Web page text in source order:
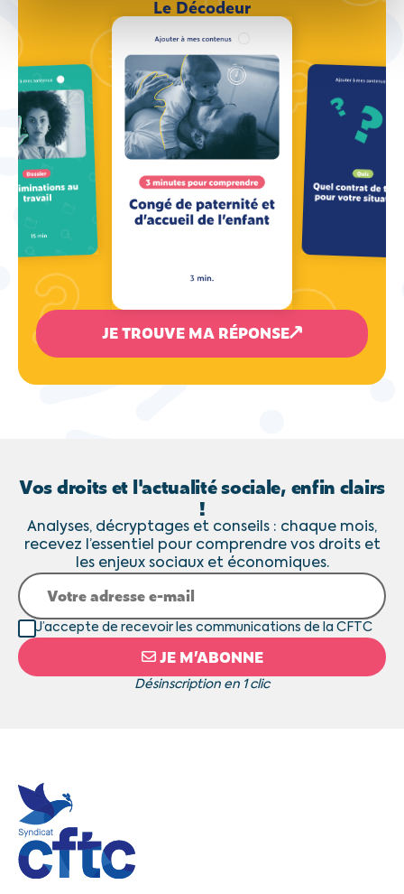
Le Décodeur
JE TROUVE MA RÉPONSE
Vos droits et l'actualité sociale, enfin clairs
!
Analyses, décryptages et conseils : chaque mois,
recevez l’essentiel pour comprendre vos droits et
les enjeux sociaux et économiques.
JE M’ABONNE
Désinscription en 1 clic
J’accepte de recevoir les communications de la CFTC